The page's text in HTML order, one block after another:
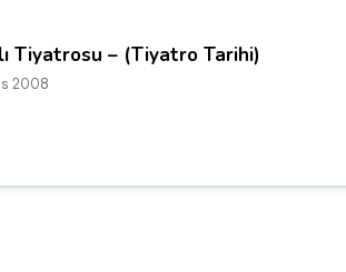
Tiyatrosu – (Tiyatro Tarihi)
2008